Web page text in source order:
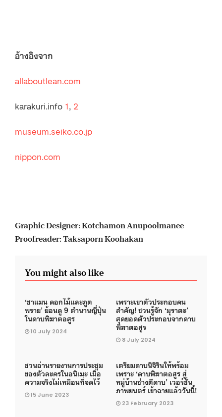
อ้างอิงจาก
allaboutlean.com
karakuri.info 1 2
museum.seiko.co.jp
nippon.com
Graphic Designer: Kotchamon Anupoolmanee
Proofreader: Taksaporn Koohakan
You might also like
‘ชาแมน ดอกไม้และภูต
พราย’ ย้อนดู 9 ตำนานญี่ปุ่น
ในดาบพิฆาตอสูร
10 July 2024
เพราะเขาตัวประกอบคน
สำคัญ! ชวนรู้จัก ‘มุราตะ’
สุดยอดตัวประกอบจากดาบ
พิฆาตอสูร
8 July 2024
ชวนอ่านรายงานการประชุม
ของตัวละครในอนิเมะ เมื่อ
ความจริงไม่เหมือนที่จดไว้
15 June 2023
เตรียมดาบนิจิรินให้พร้อม
เพราะ ‘ดาบพิฆาตอสูร สู่
หมู่บ้านช่างตีดาบ’ เวอร์ชั่น
ภาพยนตร์ เข้าฉายแล้ววันนี้!
23 February 2023